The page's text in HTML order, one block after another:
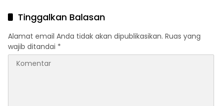
2026Tinggalkan Balasan
Alamat email Anda tidak akan dipublikasikan. Ruas yang
wajib ditandai *